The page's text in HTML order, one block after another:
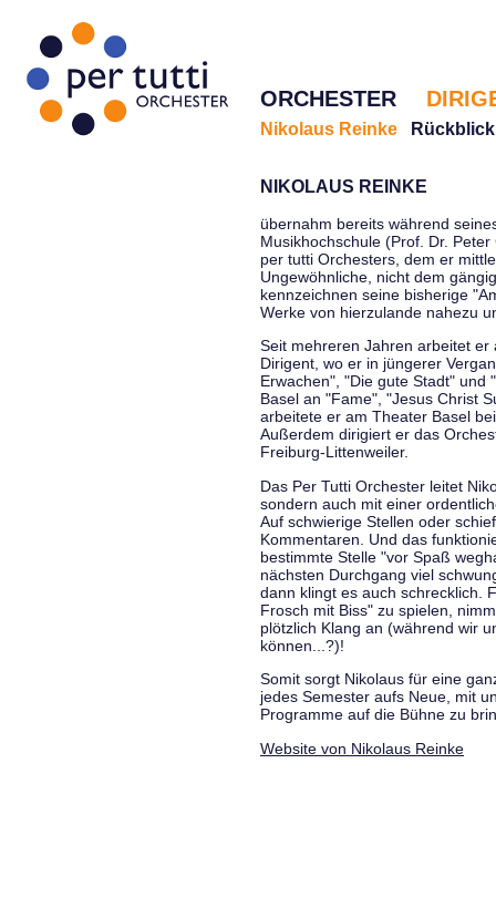
ORCHESTER
Nikolaus Reinke Rückblick
NIKOLAUS REINKE
übernahm bereits während
Musikhochschule (Prof. Dr.
per tutti Orchesters, dem er
Ungewöhnliche, nicht dem
kennzeichnen seine bisherige
Werke von hierzulande nahezu
Seit mehreren Jahren arbeitet
Dirigent, wo er in jüngerer
Erwachen", "Die gute Stadt" und
Basel an "Fame", "Jesus Christ
arbeitete er am Theater Basel
Außerdem dirigiert er das
Freiburg-Littenweiler.
Das Per Tutti Orchester leitet
sondern auch mit einer
Auf schwierige Stellen oder
Kommentaren. Und das
bestimmte Stelle "vor Spaß
nächsten Durchgang viel
dann klingt es auch schrecklich.
Frosch mit Biss" zu spielen,
plötzlich Klang an (während wir
können...?)!
Somit sorgt Nikolaus für eine
jedes Semester aufs Neue, mit
Programme auf die Bühne zu
Website von Nikolaus Reinke